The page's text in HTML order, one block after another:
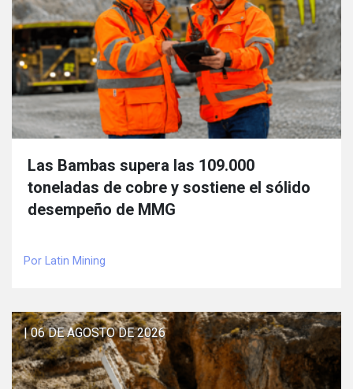
Las Bambas supera las 109.000
toneladas de cobre y sostiene el sólido
desempeño de MMG
Por Latin Mining
| 06 DE AGOSTO DE 2026